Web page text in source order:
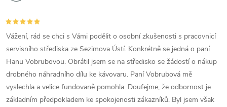
Vážení, rád se chci s Vámi podělit o osobní zkušenosti s pracovnicí
servisního střediska ze Sezimova Ústí. Konkrétně se jedná o paní
Hanu Vobrubovou. Obrátil jsem se na středisko se žádostí o nákup
drobného náhradního dílu ke kávovaru. Paní Vobrubová mě
vyslechla a velice fundovaně pomohla. Doufejme, že odbornost je
základním předpokladem ke spokojenosti zákazníků. Byl jsem však